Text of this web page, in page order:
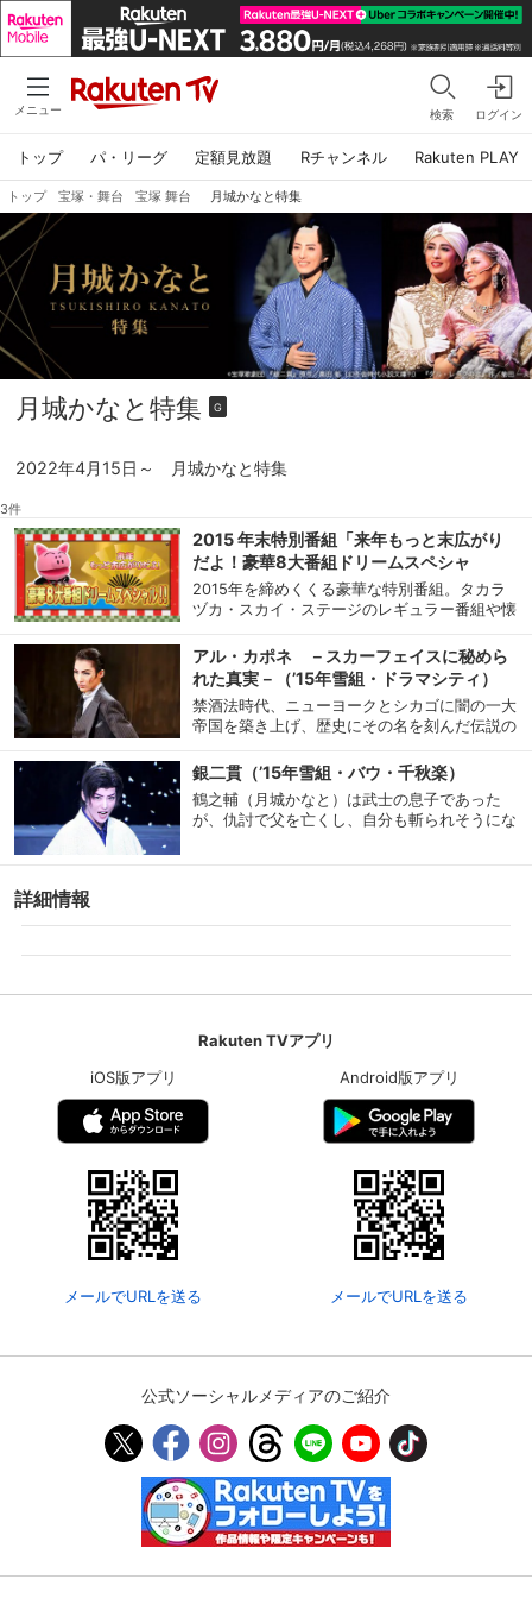
メニュー 検索 ログイン
トップ パ・リーグ 定額見放題 Rチャンネル Rakuten PLAY
トップ 宝塚・舞台 宝塚 舞台 月城かなと特集
月城かなと特集 G
2022年4月15日～ 月城かなと特集
3件
2015 年末特別番組「来年もっと末広がり
だよ！豪華8大番組ドリームスペシャ
ル！！」（前編）
2015年を締めくくる豪華な特別番組。タカラ
ヅカ・スカイ・ステージのレギュラー番組や懐
ャルバージョンが登場！年末特番ならではの夢
の競演を、前編・後編に分けてお届けします。
一部未公開映像付！どうぞお見逃しなく！
アル・カポネ －スカーフェイスに秘めら
れた真実－（’15年雪組・ドラマシティ）
禁酒法時代、ニューヨークとシカゴに闇の一大
帝国を築き上げ、歴史にその名を刻んだ伝説の
かだった、狂乱の20年代を生き抜いた多彩な
人物たちの人生模様を背景に、愛と野望に突き
進んだ“人間”アル・カポネの鮮烈な生き様とダ
ンディズムをドラマチックに描く。
銀二貫（’15年雪組・バウ・千秋楽）
鶴之輔（月城かなと）は武士の息子であった
が、仇討で父を亡くし、自分も斬られそうにな
なり、名を「松吉」と改め、商人として生きる
説文庫刊）／脚本・演出：谷正純
詳細情報
Rakuten TVアプリ
iOS版アプリ
メールでURLを送る
Android版アプリ
メールでURLを送る
公式ソーシャルメディアのご紹介